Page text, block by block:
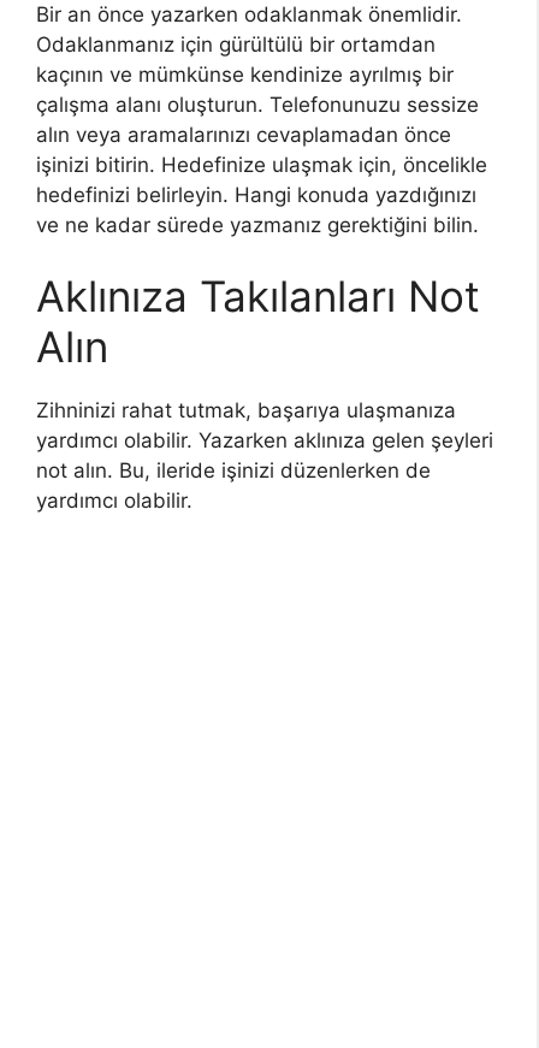
Bir an önce yazarken odaklanmak önemlidir.
Odaklanmanız için gürültülü bir ortamdan
kaçının ve mümkünse kendinize ayrılmış bir
çalışma alanı oluşturun. Telefonunuzu sessize
alın veya aramalarınızı cevaplamadan önce
işinizi bitirin. Hedefinize ulaşmak için, öncelikle
hedefinizi belirleyin. Hangi konuda yazdığınızı
ve ne kadar sürede yazmanız gerektiğini bilin.
Aklınıza Takılanları Not
Alın
Zihninizi rahat tutmak, başarıya ulaşmanıza
yardımcı olabilir. Yazarken aklınıza gelen şeyleri
not alın. Bu, ileride işinizi düzenlerken de
yardımcı olabilir.